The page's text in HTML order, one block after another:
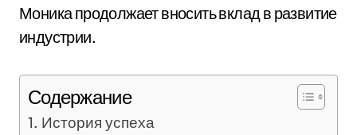
Моника продолжает вносить вклад в развитие
индустрии.
Содержание
История успеха